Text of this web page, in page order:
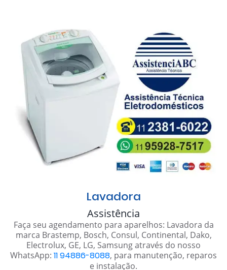
Lavadora
Assistência
Faça seu agendamento para aparelhos: Lavadora da
marca Brastemp, Bosch, Consul, Continental, Dako,
Electrolux, GE, LG, Samsung através do nosso
WhatsApp: 11 94886-8088, para manutenção, reparos
e instalação.